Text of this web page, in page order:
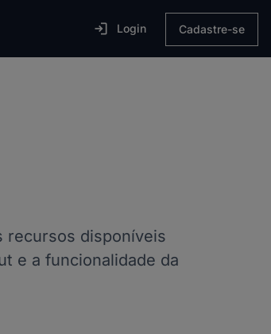
 Login Cadastre-se
recursos disponíveis
e a funcionalidade da